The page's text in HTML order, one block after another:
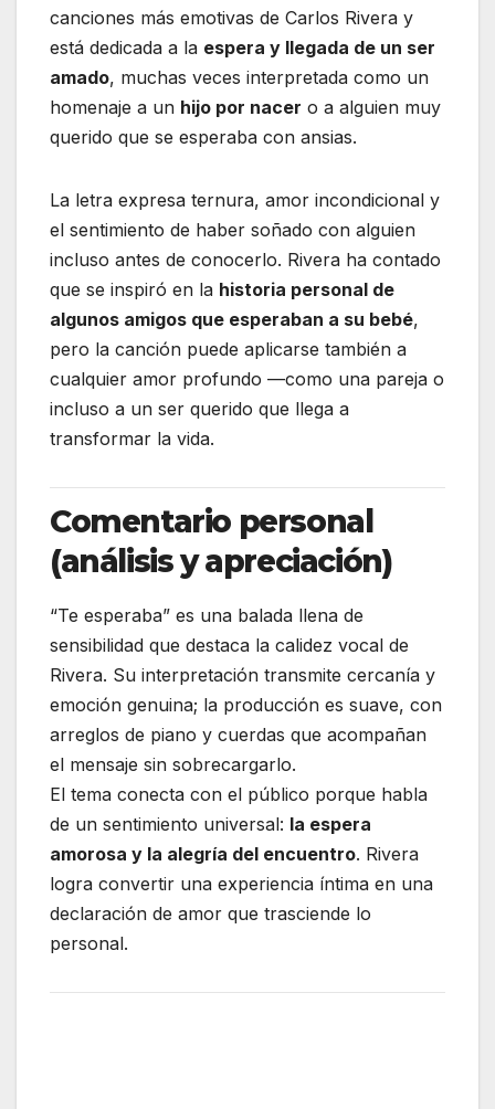
canciones más emotivas de Carlos Rivera y
está dedicada a la espera y llegada de un ser
amado, muchas veces interpretada como un
homenaje a un hijo por nacer o a alguien muy
querido que se esperaba con ansias.
La letra expresa ternura, amor incondicional y
el sentimiento de haber soñado con alguien
incluso antes de conocerlo. Rivera ha contado
que se inspiró en la historia personal de
algunos amigos que esperaban a su bebé,
pero la canción puede aplicarse también a
cualquier amor profundo —como una pareja o
incluso a un ser querido que llega a
transformar la vida.
Comentario personal
(análisis y apreciación)
“Te esperaba” es una balada llena de
sensibilidad que destaca la calidez vocal de
Rivera. Su interpretación transmite cercanía y
emoción genuina; la producción es suave, con
arreglos de piano y cuerdas que acompañan
el mensaje sin sobrecargarlo.
El tema conecta con el público porque habla
de un sentimiento universal: la espera
amorosa y la alegría del encuentro. Rivera
logra convertir una experiencia íntima en una
declaración de amor que trasciende lo
personal.